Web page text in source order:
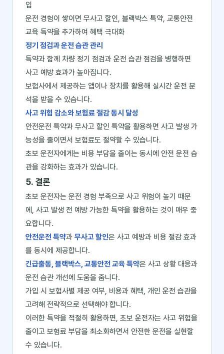
입
운전 경험이 쌓이면 무사고 할인, 블랙박스 특약, 교통안전
교육 특약을 추가하여 혜택 극대화
정기 점검과 운전 습관 관리
특약과 함께 차량 정기 점검과 운전 습관 점검을 병행하면
사고 예방 효과가 높아집니다.
보험사에서 제공하는 앱이나 장치를 활용해 실시간 운전 분
석을 받을 수 있습니다.
사고 위험 감소와 보험료 절감 동시 달성
안전운전 특약과 무사고 할인 특약을 활용하면 사고 발생 가
능성을 줄이면서 보험료도 절약할 수 있습니다.
초보 운전자에게는 비용 부담을 줄이는 동시에 안전 운전 습
관을 강화하는 효과가 있습니다.
5. 결론
초보 운전자는 운전 경험 부족으로 사고 위험이 높기 때문
에, 사고 발생 전 예방 가능한 특약을 활용하는 것이 매우 중
요합니다.
안전운전 특약과 무사고 할인은 사고 예방과 비용 절감 효과
를 동시에 제공합니다.
긴급출동, 블랙박스, 교통안전 교육 특약은 사고 상황 대응과
운전 습관 개선에 도움을 줍니다.
가입 시 보험사별 제공 여부, 비용과 혜택, 개인 운전 습관을
고려해 전략적으로 선택해야 합니다.
이러한 특약을 적절히 활용하면, 초보 운전자는 사고 위험을
줄이고 보험료 부담을 최소화하면서 안전한 운전을 실현할
수 있습니다.